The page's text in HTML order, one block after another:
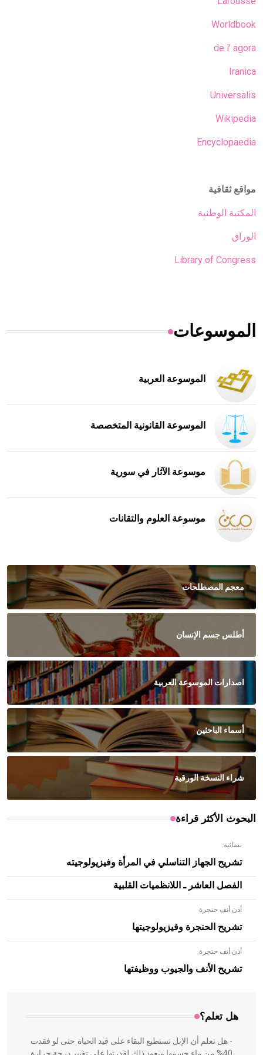
Worldbook
de l' agora
Iranica
Universalis
Wikipedia
Encyclopaedia
مواقع ثقافية
المكتبة الوطنية
الوراق
Library of Congress
الموسوعات
الموسوعة العربية
الموسوعة القانونية المتخصصة
موسوعة الآثار في سورية
موسوعة العلوم والتقانات
معجم المصطلحات
أطلس جسم الإنسان
اصدارات الموسوعة العربية
أسماء الباحثين
شراء النسخة الورقية
البحوث الأكثر قراءة
نسائية
تشريح الجهاز التناسلي في المرأة وفيزيولوجيته
الفصل العاشر ـ اللانظميات القلبية
أذن أنف حنجرة
تشريح الحنجرة وفيزيولوجيتها
أذن أنف حنجرة
تشريح الأنف والجيوب ووظيفتها
هل تعلم؟
- هل تعلم أن الأبلق نوع من الفنون الهندسية التي ارتبطت
بالعمارة الإسلامية في بلاد الشام ومصر خاصة، حيث يحرص
المعمار على بناء مداميكه وخاصة في الواجهات
- هل تعلم أن الإبل تستطيع البقاء على قيد الحياة حتى لو فقدت